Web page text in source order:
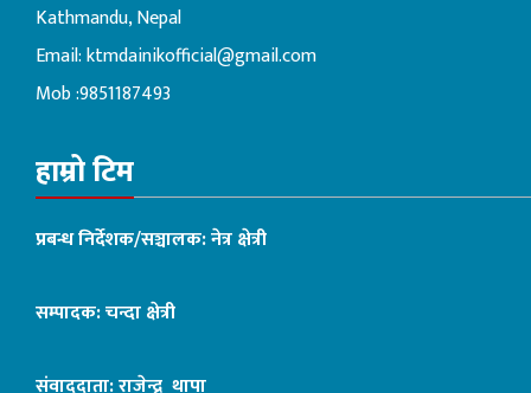
Kathmandu, Nepal
Email:ktmdainikofficial@gmail.com
Mob :9851187493
हाम्रो टिम
प्रबन्ध निर्देशक/सञ्चालक: नेत्र क्षेत्री
सम्पादक: चन्दा क्षेत्री
संवाददाता: राजेन्द्र थापा